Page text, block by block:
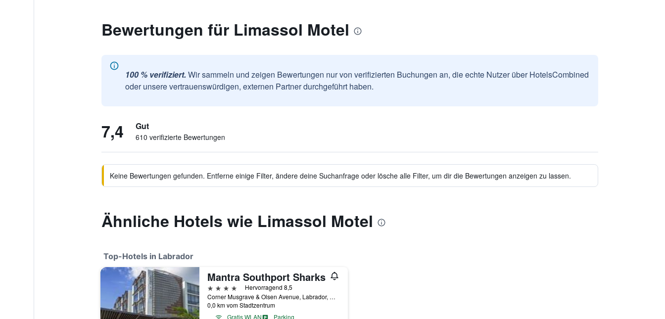
Bewertungen für Limassol Motel
100 % verifiziert. Wir sammeln und zeigen Bewertungen nur von verifizierten Buchungen an, die echte Nutzer über HotelsCombined
oder unsere vertrauenswürdigen, externen Partner durchgeführt haben.
7,4 Gut
610 verifizierte Bewertungen
Keine Bewertungen gefunden. Entferne einige Filter, ändere deine Suchanfrage oder lösche alle Filter, um dir die Bewertungen anzeigen zu lassen.
Ähnliche Hotels wie Limassol Motel
Top-Hotels in Labrador
Mantra Southport Sharks
4 Sterne
Hervorragend 8,5
Corner Musgrave & Olsen Avenue, Labrador, QLD, Australien
0,0 km vom Stadtzentrum
Gratis WLAN
Parking